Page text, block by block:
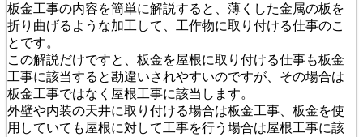
板金工事の内容を簡単に解説すると、薄くした金属の板を
折り曲げるような加工して、工作物に取り付ける仕事のこ
とです。
この解説だけですと、板金を屋根に取り付ける仕事も板金
工事に該当すると勘違いされやすいのですが、その場合は
板金工事ではなく屋根工事に該当します。
外壁や内装の天井に取り付ける場合は板金工事、板金を使
用していても屋根に対して工事を行う場合は屋根工事に該